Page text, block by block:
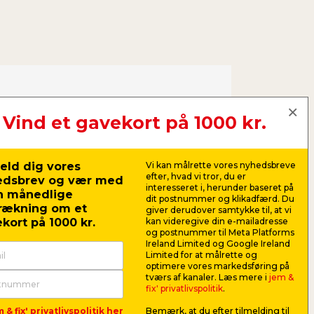
i formstykker eller ruller
målebånd
hele materialelisten her
Vind et gavekort på 1000 kr.
dig vores
og vær med
månedlige
om et
på 1000 kr.
& fix' privatlivspolitik her
Vi kan målrette vores nyhedsbreve
efter, hvad vi tror, du er
interesseret i, herunder baseret på
dit postnummer og klikadfærd. Du
giver derudover samtykke til, at vi
kan videregive din e-mailadresse
og postnummer til Meta Platforms
Ireland Limited og Google Ireland
Limited for at målrette og
optimere vores markedsføring på
tværs af kanaler. Læs mere i jem &
fix' privatlivspolitik.
Bemærk, at du efter tilmelding til